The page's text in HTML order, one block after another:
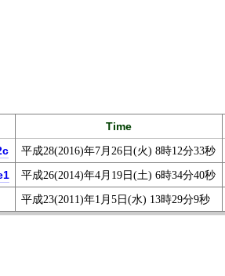
Time
平成28(2016)年7月26日(火) 8時12分33秒
平成26(2014)年4月19日(土) 6時34分40秒
平成23(2011)年1月5日(水) 13時29分9秒